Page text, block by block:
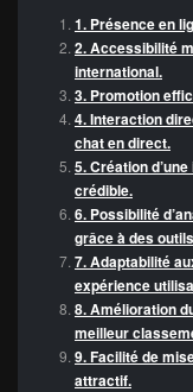
1. Présence en
2. Accessibilité
international.
3. Promotion
4. Interaction
chat en direct.
5. Création
crédible.
6. Possibilité
grâce à des
7. Adaptabilité
expérience
8. Amélioration
meilleur
9. Facilité de
attractif.